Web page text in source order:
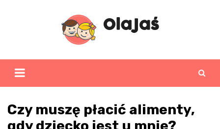
Czy muszę płacić alimenty,